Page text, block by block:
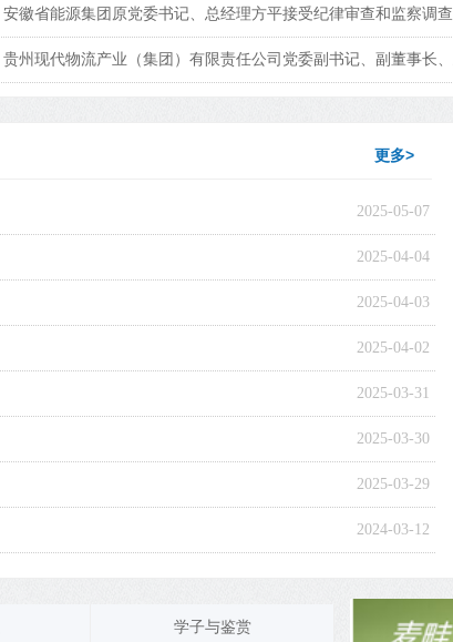
2025-05-07
2025-04-04
2025-04-03
2025-04-02
2025-03-31
2025-03-30
2025-03-29
2024-03-12
更多>
安徽省能源集团原党委书记、总经理方平接受纪律审查和监察调查
学子与鉴赏